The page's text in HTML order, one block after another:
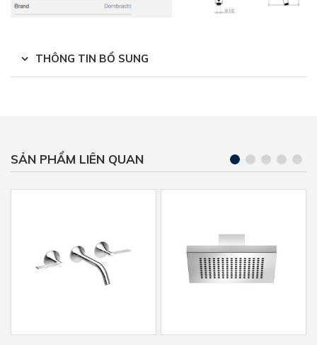
THÔNG TIN BỔ SUNG
SẢN PHẨM LIÊN QUAN